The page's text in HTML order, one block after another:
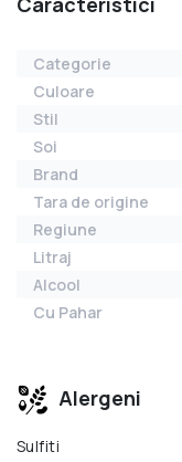
Categorie
Culoare
Stil
Soi
Brand
Tara de origine
Regiune
Litraj
Alcool
Cu Pahar
Alergeni
Sulfiti